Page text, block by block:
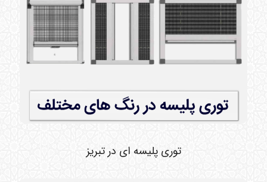
توری پلیسه ای در تبریز